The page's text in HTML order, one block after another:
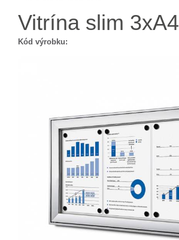
Vitrína slim 3xA4
Kód výrobku: